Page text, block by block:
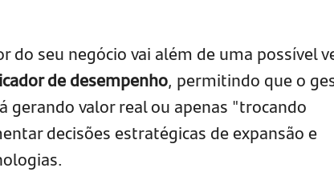
do seu negócio vai além de uma possível
de desempenho, permitindo que o
gerando valor real ou apenas "trocando
decisões estratégicas de expansão e